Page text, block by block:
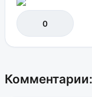
0
Комментарии: